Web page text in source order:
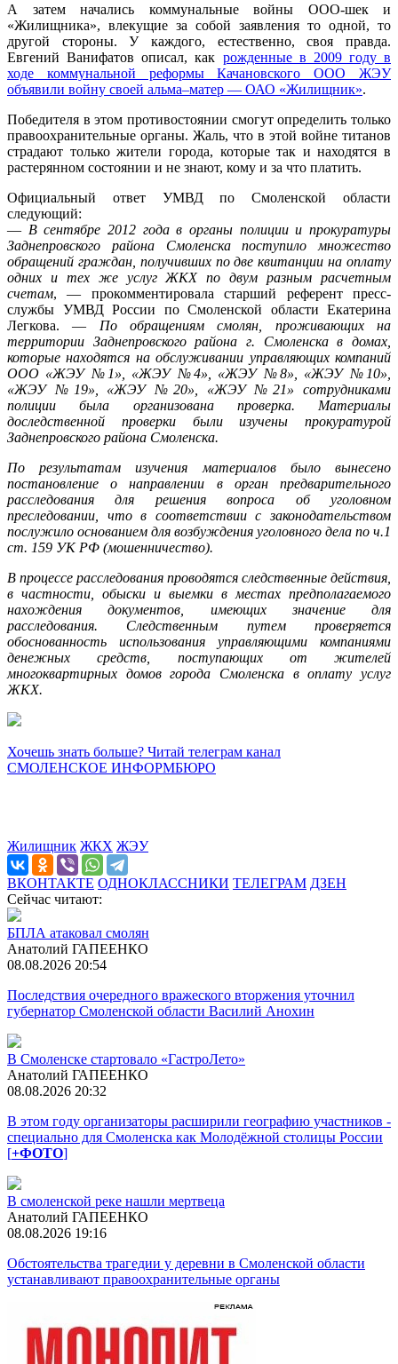
А затем начались коммунальные войны ООО-шек и
«Жилищника», влекущие за собой заявления то одной, то
другой стороны. У каждого, естественно, своя правда.
Евгений Ванифатов описал, как рожденные в 2009 году в
ходе коммунальной реформы Качановского ООО ЖЭУ
объявили войну своей альма–матер — ОАО «Жилищник».
Победителя в этом противостоянии смогут определить только
правоохранительные органы. Жаль, что в этой войне титанов
страдают только жители города, которые так и находятся в
растерянном состоянии и не знают, кому и за что платить.
Официальный ответ УМВД по Смоленской области
следующий:
— В сентябре 2012 года в органы полиции и прокуратуры
Заднепровского района Смоленска поступило множество
обращений граждан, получивших по две квитанции на оплату
одних и тех же услуг ЖКХ по двум разным расчетным
счетам, — прокомментировала старший референт пресс-
службы УМВД России по Смоленской области Екатерина
Легкова. — По обращениям смолян, проживающих на
территории Заднепровского района г. Смоленска в домах,
которые находятся на обслуживании управляющих компаний
ООО «ЖЭУ №1», «ЖЭУ №4», «ЖЭУ №8», «ЖЭУ №10»,
«ЖЭУ №19», «ЖЭУ №20», «ЖЭУ №21» сотрудниками
полиции была организована проверка. Материалы
доследственной проверки были изучены прокуратурой
Заднепровского района Смоленска.
По результатам изучения материалов было вынесено
постановление о направлении в орган предварительного
расследования для решения вопроса об уголовном
преследовании, что в соответствии с законодательством
послужило основанием для возбуждения уголовного дела по ч.1
ст. 159 УК РФ (мошенничество).
В процессе расследования проводятся следственные действия,
в частности, обыски и выемки в местах предполагаемого
нахождения документов, имеющих значение для
расследования. Следственным путем проверяется
обоснованность использования управляющими компаниями
денежных средств, поступающих от жителей
многоквартирных домов города Смоленска в оплату услуг
ЖКХ.
Хочешь знать больше? Читай телеграм канал
СМОЛЕНСКОЕ ИНФОРМБЮРО
Жилищник ЖКХ ЖЭУ
ВКОНТАКТЕ ОДНОКЛАССНИКИ ТЕЛЕГРАМ ДЗЕН
Сейчас читают:
БПЛА атаковал смолян
Анатолий ГАПЕЕНКО
08.08.2026 20:54
Последствия очередного вражеского вторжения уточнил
губернатор Смоленской области Василий Анохин
В Смоленске стартовало «ГастроЛето»
Анатолий ГАПЕЕНКО
08.08.2026 20:32
В этом году организаторы расширили географию участников -
специально для Смоленска как Молодёжной столицы России
[+ФОТО]
В смоленской реке нашли мертвеца
Анатолий ГАПЕЕНКО
08.08.2026 19:16
Обстоятельства трагедии у деревни в Смоленской области
устанавливают правоохранительные органы